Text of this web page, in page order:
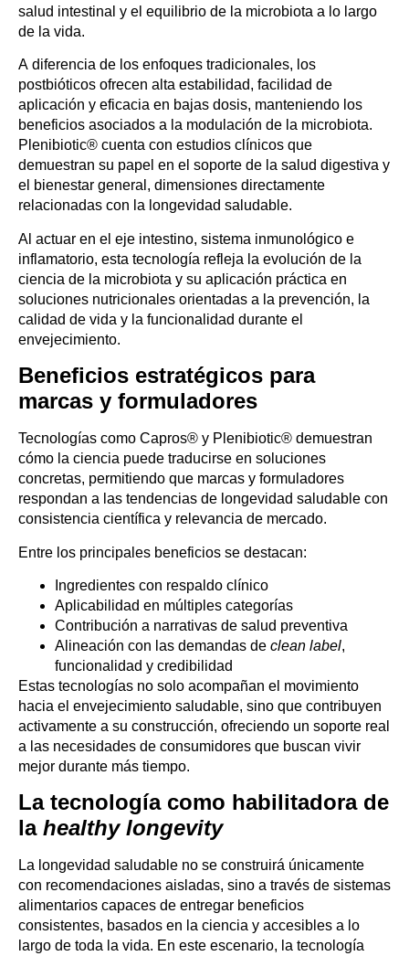
salud intestinal y el equilibrio de la microbiota a lo largo
de la vida.
A diferencia de los enfoques tradicionales, los
postbióticos ofrecen alta estabilidad, facilidad de
aplicación y eficacia en bajas dosis, manteniendo los
beneficios asociados a la modulación de la microbiota.
Plenibiotic® cuenta con estudios clínicos que
demuestran su papel en el soporte de la salud digestiva y
el bienestar general, dimensiones directamente
relacionadas con la longevidad saludable.
Al actuar en el eje intestino, sistema inmunológico e
inflamatorio, esta tecnología refleja la evolución de la
ciencia de la microbiota y su aplicación práctica en
soluciones nutricionales orientadas a la prevención, la
calidad de vida y la funcionalidad durante el
envejecimiento.
Beneficios estratégicos para
marcas y formuladores
Tecnologías como Capros® y Plenibiotic® demuestran
cómo la ciencia puede traducirse en soluciones
concretas, permitiendo que marcas y formuladores
respondan a las tendencias de longevidad saludable con
consistencia científica y relevancia de mercado.
Entre los principales beneficios se destacan:
Ingredientes con respaldo clínico
Aplicabilidad en múltiples categorías
Contribución a narrativas de salud preventiva
Alineación con las demandas de clean label,
funcionalidad y credibilidad
Estas tecnologías no solo acompañan el movimiento
hacia el envejecimiento saludable, sino que contribuyen
activamente a su construcción, ofreciendo un soporte real
a las necesidades de consumidores que buscan vivir
mejor durante más tiempo.
La tecnología como habilitadora de
la healthy longevity
La longevidad saludable no se construirá únicamente
con recomendaciones aisladas, sino a través de sistemas
alimentarios capaces de entregar beneficios
consistentes, basados en la ciencia y accesibles a lo
largo de toda la vida. En este escenario, la tecnología